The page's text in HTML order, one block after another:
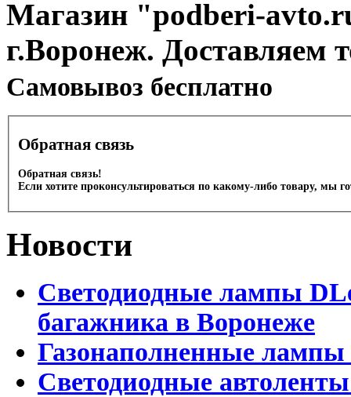
Магазин "podberi-
г.Воронеж. Доставляем
Cамовывоз бесплатно
Обратная связь
Обратная связь!
Если хотите проконсультироваться по какому-либо товару, мы
Новости
Светодиодные лампы
багажника в Воронеже
Газонаполненные
Светодиодные